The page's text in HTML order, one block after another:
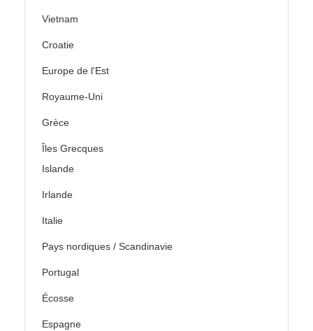
Vietnam
Croatie
Europe de l'Est
Royaume-Uni
Grèce
Îles Grecques
Islande
Irlande
Italie
Pays nordiques / Scandinavie
Portugal
Écosse
Espagne